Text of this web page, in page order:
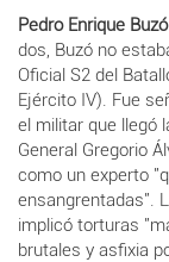
Pedro Enrique
dos, Buzó no
Oficial S2 del
Ejército IV). Fue
el militar que llegó
General Gregorio
como un experto
ensangrentadas".
implicó torturas
brutales y asfixia